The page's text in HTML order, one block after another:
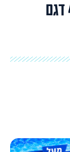
כיסוי דלוקס לבריכה 4.5X2.20 דגם